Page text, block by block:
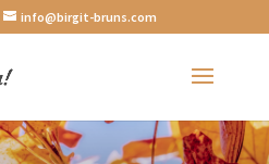
info@birgit-bruns.com